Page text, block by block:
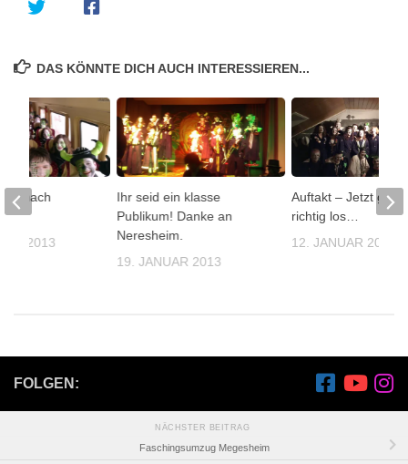
DAS KÖNNTE DICH AUCH INTERESSIEREN...
Ihr seid ein klasse
Publikum! Danke an
Neresheim.
19. JANUAR 2013
Auftakt – Jetzt
richtig los…
12. JANUAR 2014
nach
2013
FOLGEN:
NÄCHSTER BEITRAG
Faschingsumzug Megesheim